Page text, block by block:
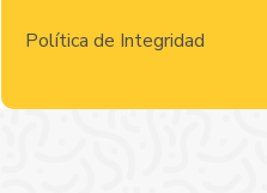
Política de Integridad